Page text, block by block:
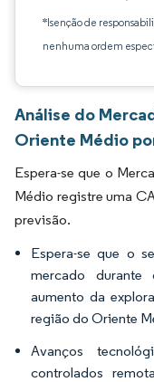
*Isenção de
nenhuma ordem
Análise do
Oriente Médio
Espera-se que o
Médio registre uma
previsão.
Espera-se que o
mercado
aumento da
região do Oriente
Avanços
controlados